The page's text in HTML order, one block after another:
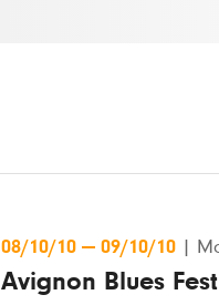
08/10/10 — 09/10/10
Avignon Blues